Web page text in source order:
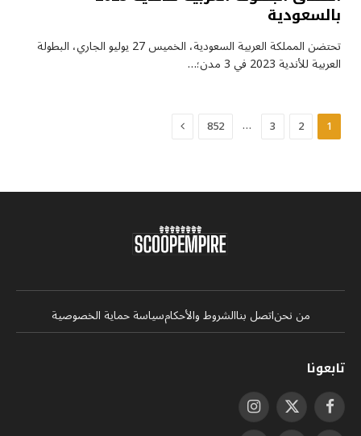
بالسعودية
تحتضن المملكة العربية السعودية، الخميس 27 يوليو الجاري، البطولة
العربية للأندية 2023 في 3 مدن؛…
1
2
3
…
852 التالي
من نحناتصل بناالشروط والأحكامسياسة حماية الخصوصية
تابعونا
فيسبوكX
(Twitter)
الانستغرام